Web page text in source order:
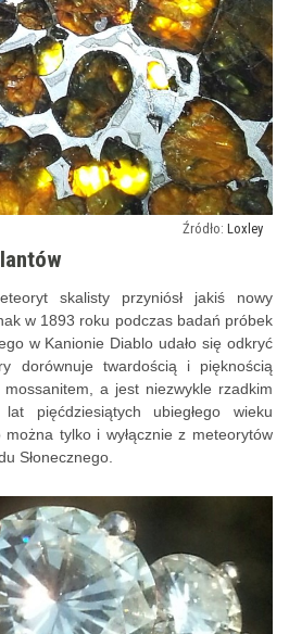
Loxley
skalisty przyniósł jakiś nowy
w 1893 roku podczas badań próbek
w Kanionie Diablo udało się odkryć
dorównuje twardością i pięknością
a jest niezwykle rzadkim
pięćdziesiątych ubiegłego wieku
tylko i wyłącznie z meteorytów
Słonecznego.